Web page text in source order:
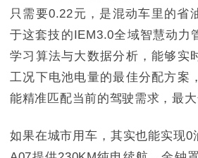
只需要0.22元，是混动车里的省
于这套技的IEM3.0全域智慧动力
学习算法与大数据分析，能够实
工况下电池电量的最佳分配方案
能精准匹配当前的驾驶需求，最大
如果在城市用车，其实也能实现0